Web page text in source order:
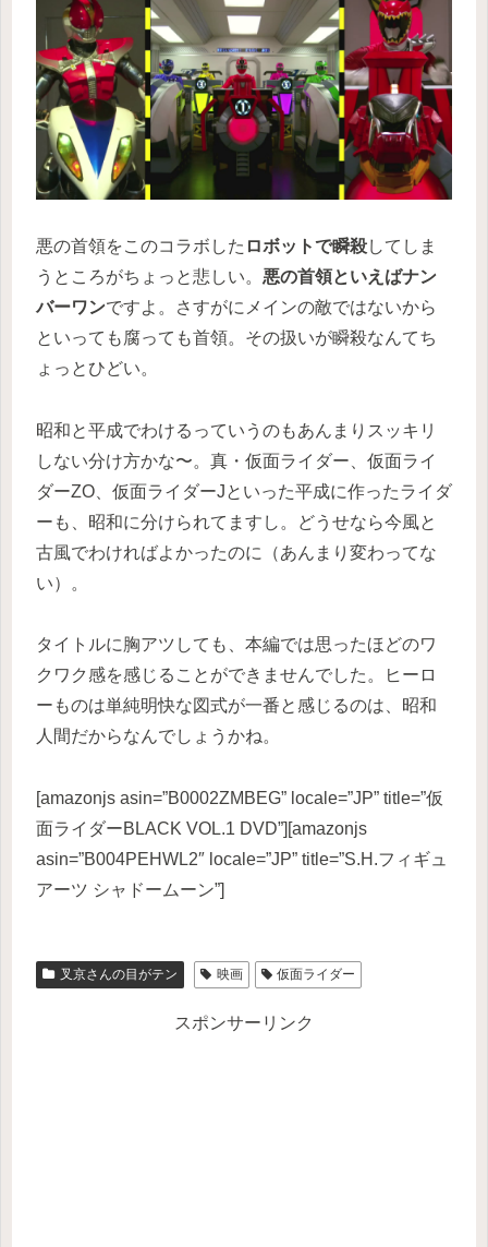
悪の首領をこのコラボした ロボットで瞬殺してしま
うところがちょっと悲しい。 悪の首領といえばナン
バーワンですよ。さすがにメインの敵ではないから
といっても腐っても首領。その扱いが瞬殺なんてち
ょっとひどい。
昭和と平成でわけるっていうのもあんまりスッキリ
しない分け方かな〜。真・仮面ライダー、仮面ライ
ダーZO、仮面ライダーJといった平成に作ったライダ
ーも、昭和に分けられてますし。どうせなら今風と
古風でわければよかったのに（あんまり変わってな
い）。
タイトルに胸アツしても、本編では思ったほどのワ
クワク感を感じることができませんでした。ヒーロ
ーものは単純明快な図式が一番と感じるのは、昭和
人間だからなんでしょうかね。
[amazonjs asin=”B0002ZMBEG” locale=”JP” title=”仮
面ライダーBLACK VOL.1 DVD”][amazonjs
asin=”B004PEHWL2″ locale=”JP” title=”S.H.フィギュ
アーツ シャドームーン”]
叉京さんの目がテン 映画 仮面ライダー
スポンサーリンク